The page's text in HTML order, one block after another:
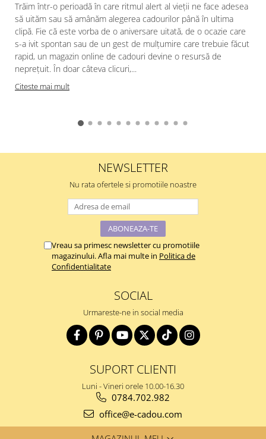
Trăim într-o perioadă în care ritmul alert al vieții ne face adesea
să uităm sau să amânăm alegerea cadourilor până în ultima
clipă. Fie că este vorba de o aniversare uitată, de o ocazie care
s-a ivit spontan sau de un gest de mulțumire care trebuie făcut
rapid, un magazin online de cadouri devine o resursă de
neprețuit. În doar câteva clicuri,...
Citeste mai mult
NEWSLETTER
Nu rata ofertele si promotiile noastre
Vreau sa primesc newsletter cu promotiile
magazinului. Afla mai multe in Politica de
Confidentialitate
SOCIAL
Urmareste-ne in social media
SUPORT CLIENTI
Luni - Vineri orele 10.00-16.30
0784.702.982
office@e-cadou.com